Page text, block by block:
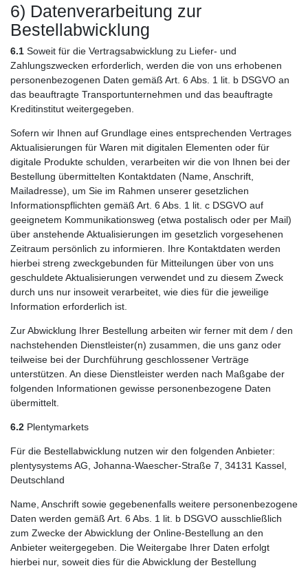
6) Datenverarbeitung zur
Bestellabwicklung
6.1 Soweit für die Vertragsabwicklung zu Liefer- und
Zahlungszwecken erforderlich, werden die von uns erhobenen
personenbezogenen Daten gemäß Art. 6 Abs. 1 lit. b DSGVO an
das beauftragte Transportunternehmen und das beauftragte
Kreditinstitut weitergegeben.
Sofern wir Ihnen auf Grundlage eines entsprechenden Vertrages
Aktualisierungen für Waren mit digitalen Elementen oder für
digitale Produkte schulden, verarbeiten wir die von Ihnen bei der
Bestellung übermittelten Kontaktdaten (Name, Anschrift,
Mailadresse), um Sie im Rahmen unserer gesetzlichen
Informationspflichten gemäß Art. 6 Abs. 1 lit. c DSGVO auf
geeignetem Kommunikationsweg (etwa postalisch oder per Mail)
über anstehende Aktualisierungen im gesetzlich vorgesehenen
Zeitraum persönlich zu informieren. Ihre Kontaktdaten werden
hierbei streng zweckgebunden für Mitteilungen über von uns
geschuldete Aktualisierungen verwendet und zu diesem Zweck
durch uns nur insoweit verarbeitet, wie dies für die jeweilige
Information erforderlich ist.
Zur Abwicklung Ihrer Bestellung arbeiten wir ferner mit dem / den
nachstehenden Dienstleister(n) zusammen, die uns ganz oder
teilweise bei der Durchführung geschlossener Verträge
unterstützen. An diese Dienstleister werden nach Maßgabe der
folgenden Informationen gewisse personenbezogene Daten
übermittelt.
6.2 Plentymarkets
Für die Bestellabwicklung nutzen wir den folgenden Anbieter:
plentysystems AG, Johanna-Waescher-Straße 7, 34131 Kassel,
Deutschland
Name, Anschrift sowie gegebenenfalls weitere personenbezogene
Daten werden gemäß Art. 6 Abs. 1 lit. b DSGVO ausschließlich
zum Zwecke der Abwicklung der Online-Bestellung an den
Anbieter weitergegeben. Die Weitergabe Ihrer Daten erfolgt
hierbei nur, soweit dies für die Abwicklung der Bestellung